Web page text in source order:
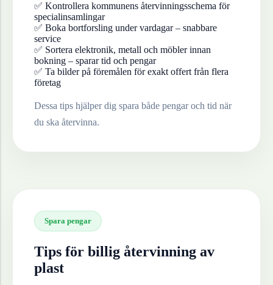
✅ Kontrollera kommunens återvinningsschema för
specialinsamlingar
✅ Boka bortforsling under vardagar – snabbare
service
✅ Sortera elektronik, metall och möbler innan
bokning – sparar tid och pengar
✅ Ta bilder på föremålen för exakt offert från flera
företag
Dessa tips hjälper dig spara både pengar och tid när
du ska återvinna.
Spara pengar
Tips för billig återvinning av
plast